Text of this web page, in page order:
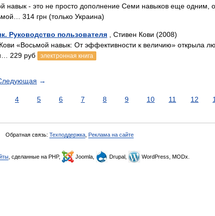
навык - это не просто дополнение Семи навыков еще одним,
314 грн (только Украина)
Руководство пользователя , Стивен Кови (2008)
«Восьмой навык: От эффективности к величию» открыла
229 руб
электронная книга
→
4 5 6 7 8 9 10 11 12
Обратная связь: Техподдержка Реклама на сайте
, сделанные на PHP, Joomla, Drupal, WordPress, MODx.